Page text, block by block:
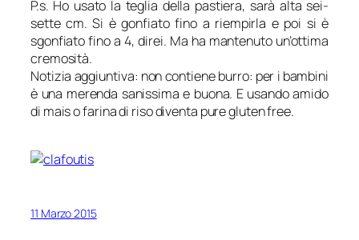
P.s. Ho usato la teglia della pastiera, sarà alta sei-
sette cm. Si è gonfiato fino a riempirla e poi si è
sgonfiato fino a 4, direi. Ma ha mantenuto un’ottima
cremosità.
Notizia aggiuntiva: non contiene burro: per i bambini
è una merenda sanissima e buona. E usando amido
di mais o farina di riso diventa pure gluten free.
11 Marzo 2015